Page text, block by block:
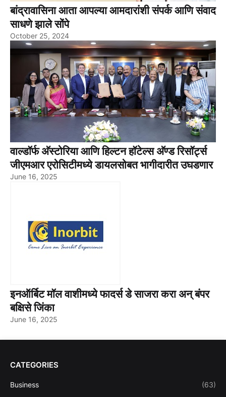
बांद्रावासिना आता आपल्या आमदारांशी संपर्क आणि संवाद
साधणे झाले सोंपे
October 25, 2024
वाल्डॉर्फ अ‍ॅस्टोरिया आणि हिल्टन हॉटेल्स अ‍ॅण्ड रिसॉर्ट्स
जीएमआर एरोसिटीमध्ये डायलसोबत भागीदारीत उघडणार
June 16, 2025
इनऑर्बिट मॉल वाशीमध्ये फादर्स डे साजरा करा अन् बंपर
बक्षिसे जिंका
June 16, 2025
CATEGORIES
Business (63)